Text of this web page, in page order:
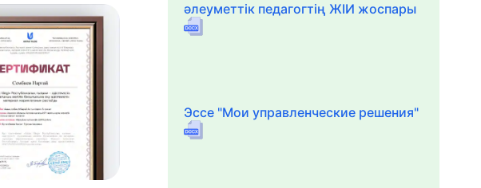
әлеуметтік педагогтің ЖІИ жоспары
Эссе "Мои управленческие решения"